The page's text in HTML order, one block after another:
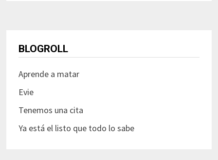
BLOGROLL
Aprende a matar
Evie
Tenemos una cita
Ya está el listo que todo lo sabe